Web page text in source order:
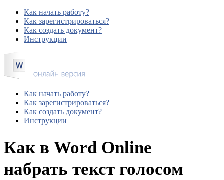
Как начать работу?
Как зарегистрироваться?
Как создать документ?
Инструкции
Как начать работу?
Как зарегистрироваться?
Как создать документ?
Инструкции
Как в Word Online
набрать текст голосом